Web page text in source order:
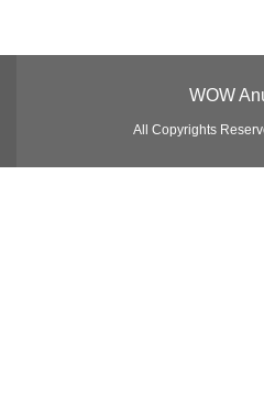
WOW
All Copyrights